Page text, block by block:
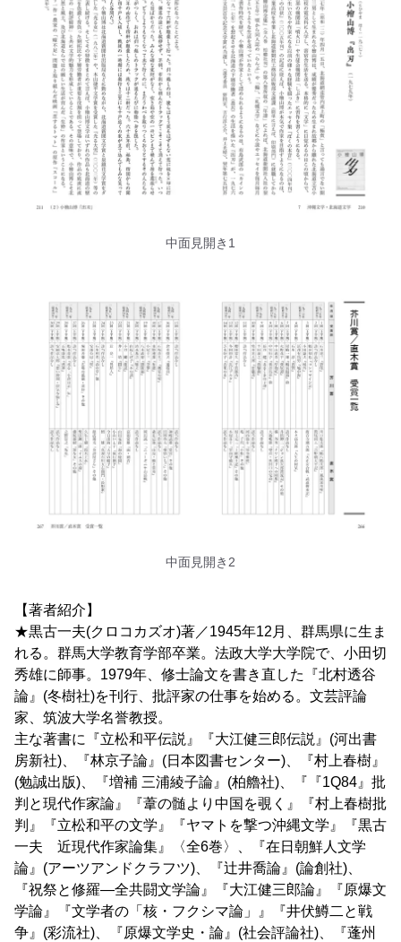
中面見開き1
中面見開き2
【著者紹介】
★黒古一夫(クロコカズオ)著／1945年12月、群馬県に生ま
れる。群馬大学教育学部卒業。法政大学大学院で、小田切
秀雄に師事。1979年、修士論文を書き直した『北村透谷
論』(冬樹社)を刊行、批評家の仕事を始める。文芸評論
家、筑波大学名誉教授。
主な著書に『立松和平伝説』『大江健三郎伝説』(河出書
房新社)、『林京子論』(日本図書センター)、『村上春樹』
(勉誠出版)、『増補 三浦綾子論』(柏艪社)、『『1Q84』批
判と現代作家論』『葦の髄より中国を覗く』『村上春樹批
判』『立松和平の文学』『ヤマトを撃つ沖縄文学』『黒古
一夫 近現代作家論集』〈全6巻〉、『在日朝鮮人文学
論』(アーツアンドクラフツ)、『辻井喬論』(論創社)、
『祝祭と修羅―全共闘文学論』『大江健三郎論』『原爆文
学論』『文学者の「核・フクシマ論」』『井伏鱒二と戦
争』(彩流社)、『原爆文学史・論』(社会評論社)、『蓬州